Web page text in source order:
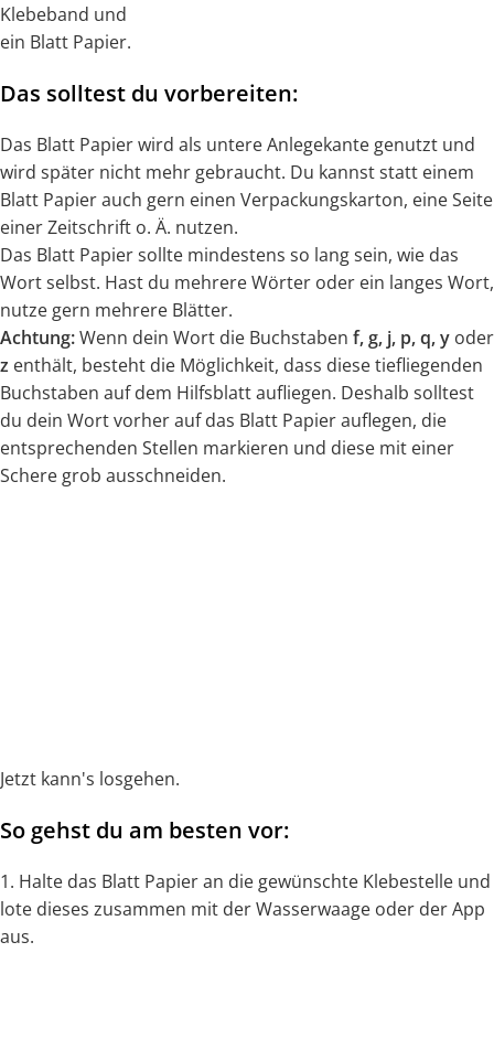
Klebeband und
ein Blatt Papier.
Das solltest du vorbereiten:
Das Blatt Papier wird als untere Anlegekante genutzt und
wird später nicht mehr gebraucht. Du kannst statt einem
Blatt Papier auch gern einen Verpackungskarton, eine Seite
einer Zeitschrift o. Ä. nutzen.
Das Blatt Papier sollte mindestens so lang sein, wie das
Wort selbst. Hast du mehrere Wörter oder ein langes Wort,
nutze gern mehrere Blätter.
Achtung:Wenn dein Wort die Buchstaben f, g, j, p, q, y oder
z enthält, besteht die Möglichkeit, dass diese tiefliegenden
Buchstaben auf dem Hilfsblatt aufliegen. Deshalb solltest
du dein Wort vorher auf das Blatt Papier auflegen, die
entsprechenden Stellen markieren und diese mit einer
Schere grob ausschneiden.
Jetzt kann's losgehen.
So gehst du am besten vor:
1. Halte das Blatt Papier an die gewünschte Klebestelle und
lote dieses zusammen mit der Wasserwaage oder der App
aus.